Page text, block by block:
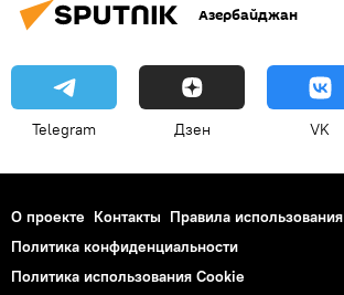
Азербайджан
Telegram Дзен VK
О проекте Контакты Правила использования
Политика конфиденциальности
Политика использования Cookie